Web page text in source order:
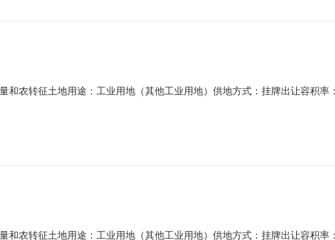
农转征土地用途：工业用地（其他工业用地）供地方式：挂牌出让容积
农转征土地用途：工业用地（其他工业用地）供地方式：挂牌出让容积